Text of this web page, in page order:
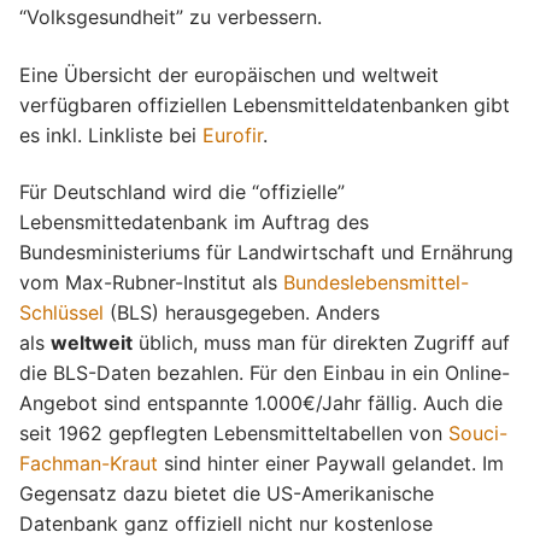
“Volksgesundheit” zu verbessern.
Eine Übersicht der europäischen und weltweit
verfügbaren offiziellen Lebensmitteldatenbanken gibt
es inkl. Linkliste bei Eurofir.
Für Deutschland wird die “offizielle”
Lebensmittedatenbank im Auftrag des
Bundesministeriums für Landwirtschaft und Ernährung
vom Max-Rubner-Institut als Bundeslebensmittel-
Schlüssel (BLS) herausgegeben. Anders
als weltweit üblich, muss man für direkten Zugriff auf
die BLS-Daten bezahlen. Für den Einbau in ein Online-
Angebot sind entspannte 1.000€/Jahr fällig. Auch die
seit 1962 gepflegten Lebensmitteltabellen von Souci-
Fachman-Kraut sind hinter einer Paywall gelandet. Im
Gegensatz dazu bietet die US-Amerikanische
Datenbank ganz offiziell nicht nur kostenlose